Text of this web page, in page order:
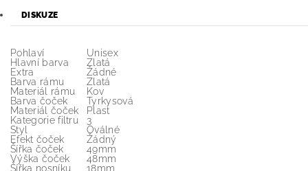
DISKUZE
Pohlaví
Unisex
Hlavní barva
Zlatá
Extra
Žádné
Barva rámu
Zlatá
Materiál rámu
Kov
Barva čoček
Tyrkysová
Materiál čoček
Plast
Kategorie filtru
3
Styl
Oválné
Efekt čoček
Žádný
Šířka čoček
49mm
Výška čoček
48mm
Šířka nosníku
18mm